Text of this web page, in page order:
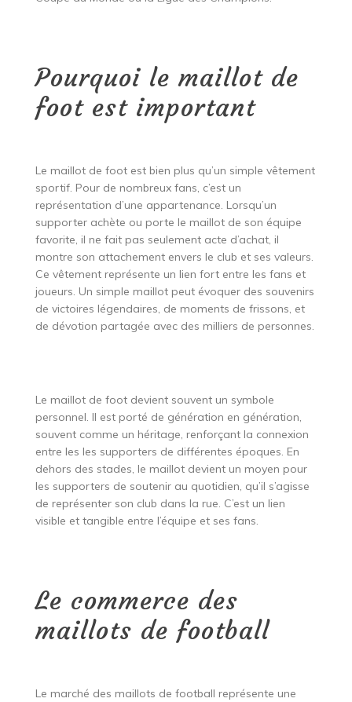
Pourquoi le maillot de
foot est important
Le maillot de foot est bien plus qu’un simple vêtement
sportif. Pour de nombreux fans, c’est un
représentation d’une appartenance. Lorsqu’un
supporter achète ou porte le maillot de son équipe
favorite, il ne fait pas seulement acte d’achat, il
montre son attachement envers le club et ses valeurs.
Ce vêtement représente un lien fort entre les fans et
joueurs. Un simple maillot peut évoquer des souvenirs
de victoires légendaires, de moments de frissons, et
de dévotion partagée avec des milliers de personnes.
Le maillot de foot devient souvent un symbole
personnel. Il est porté de génération en génération,
souvent comme un héritage, renforçant la connexion
entre les les supporters de différentes époques. En
dehors des stades, le maillot devient un moyen pour
les supporters de soutenir au quotidien, qu’il s’agisse
de représenter son club dans la rue. C’est un lien
visible et tangible entre l’équipe et ses fans.
Le commerce des
maillots de football
Le marché des maillots de football représente une